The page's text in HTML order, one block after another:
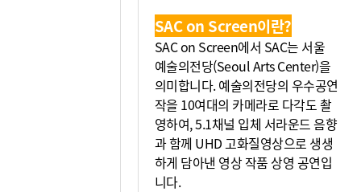
SAC on Screen이란?
SAC on Screen에서 SAC는 서울
예술의전당(Seoul Arts Center)을
의미합니다. 예술의전당의 우수공연
작을 10여대의 카메라로 다각도 촬
영하여, 5.1채널 입체 서라운드 음향
과 함께 UHD 고화질영상으로 생생
하게 담아낸 영상 작품 상영 공연입
니다.